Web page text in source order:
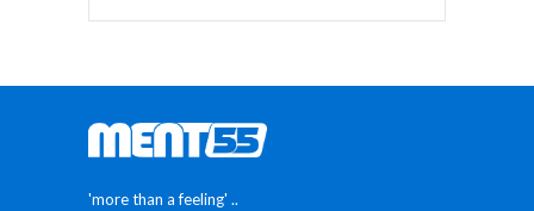
'more than a feeling' ..